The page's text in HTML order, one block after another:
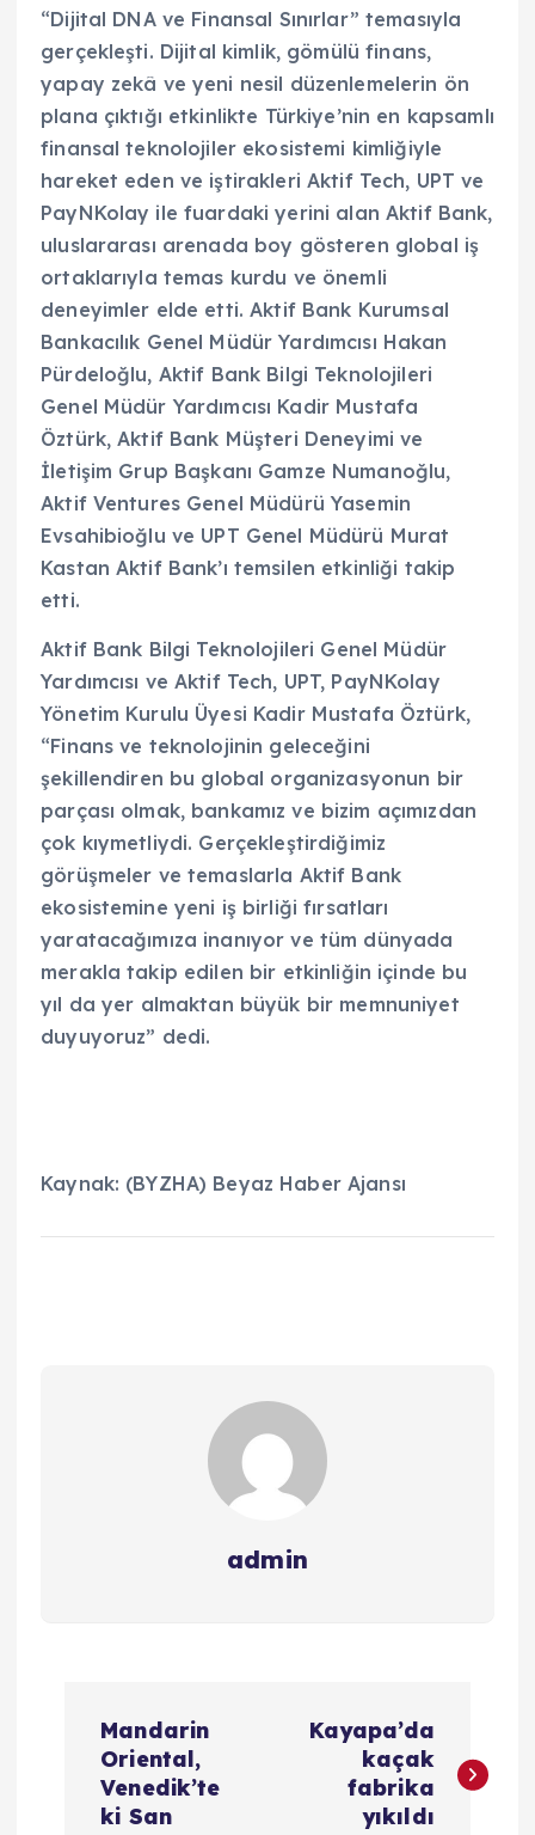
“Dijital DNA ve Finansal Sınırlar” temasıyla
gerçekleşti. Dijital kimlik, gömülü finans,
yapay zekâ ve yeni nesil düzenlemelerin ön
plana çıktığı etkinlikte Türkiye’nin en kapsamlı
finansal teknolojiler ekosistemi kimliğiyle
hareket eden ve iştirakleri Aktif Tech, UPT ve
PayNKolay ile fuardaki yerini alan Aktif Bank,
uluslararası arenada boy gösteren global iş
ortaklarıyla temas kurdu ve önemli
deneyimler elde etti. Aktif Bank Kurumsal
Bankacılık Genel Müdür Yardımcısı Hakan
Pürdeloğlu, Aktif Bank Bilgi Teknolojileri
Genel Müdür Yardımcısı Kadir Mustafa
Öztürk, Aktif Bank Müşteri Deneyimi ve
İletişim Grup Başkanı Gamze Numanoğlu,
Aktif Ventures Genel Müdürü Yasemin
Evsahibioğlu ve UPT Genel Müdürü Murat
Kastan Aktif Bank’ı temsilen etkinliği takip
etti.
Aktif Bank Bilgi Teknolojileri Genel Müdür
Yardımcısı ve Aktif Tech, UPT, PayNKolay
Yönetim Kurulu Üyesi Kadir Mustafa Öztürk,
“Finans ve teknolojinin geleceğini
şekillendiren bu global organizasyonun bir
parçası olmak, bankamız ve bizim açımızdan
çok kıymetliydi. Gerçekleştirdiğimiz
görüşmeler ve temaslarla Aktif Bank
ekosistemine yeni iş birliği fırsatları
yaratacağımıza inanıyor ve tüm dünyada
merakla takip edilen bir etkinliğin içinde bu
yıl da yer almaktan büyük bir memnuniyet
duyuyoruz” dedi.
Kaynak: (BYZHA) Beyaz Haber Ajansı
admin
Mandarin
Oriental,
Venedik’te
ki San
Kayapa’da
kaçak
fabrika
yıkıldı